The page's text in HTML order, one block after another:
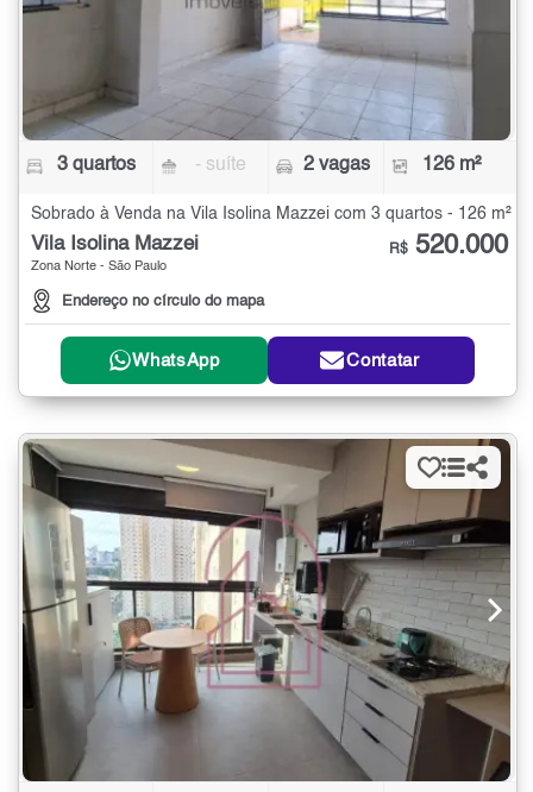
3 quartos - suíte 2 vagas 126 m²
Sobrado à Venda na Vila Isolina Mazzei com 3 quartos - 126 m²
Vila Isolina Mazzei
Zona Norte - São Paulo
Endereço no círculo do mapa
R$ 520.000
WhatsApp Contatar